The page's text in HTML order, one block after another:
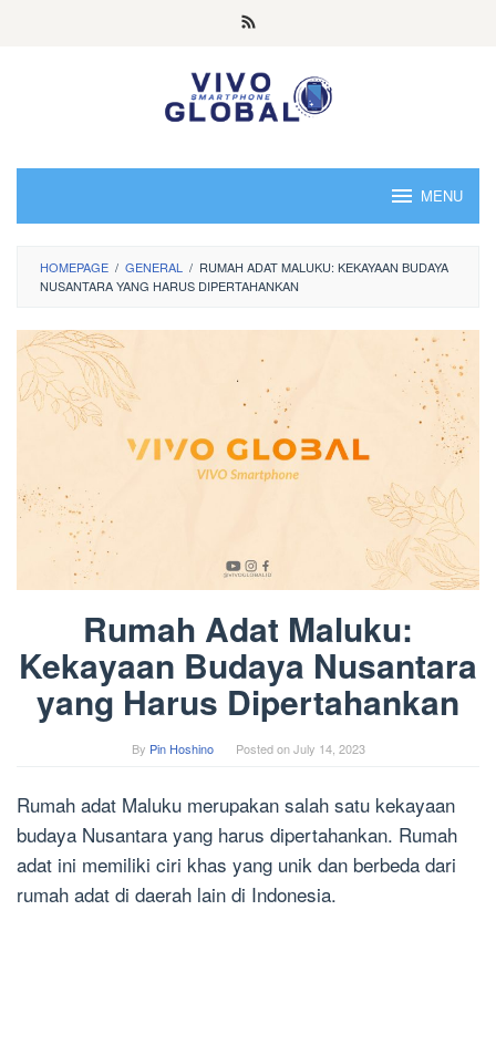
MENU
HOMEPAGE / GENERAL / RUMAH ADAT MALUKU: KEKAYAAN BUDAYA
NUSANTARA YANG HARUS DIPERTAHANKAN
Rumah Adat Maluku:
Kekayaan Budaya Nusantara
yang Harus Dipertahankan
By Pin Hoshino Posted onJuly 14, 2023
Rumah adat Maluku merupakan salah satu kekayaan
budaya Nusantara yang harus dipertahankan. Rumah
adat ini memiliki ciri khas yang unik dan berbeda dari
rumah adat di daerah lain di Indonesia.